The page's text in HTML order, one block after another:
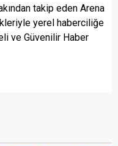
takip eden Arena
yerel haberciliğe
ve Güvenilir Haber